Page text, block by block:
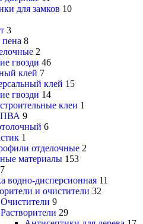
для замков 10
3
8
2
гвозди 46
клей 7
клей 15
гвозди 14
клеи 1
ПВА 9
6
1
отделочные 2
материалы 153
7
водно-дисперсионная 11
и очистители 32
Очистители 9
Растворители 29